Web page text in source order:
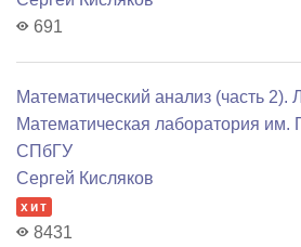
691
Математический анализ (часть 2).
Математичеcкая лаборатория
СПбГУ
Сергей Кисляков
хит
8431